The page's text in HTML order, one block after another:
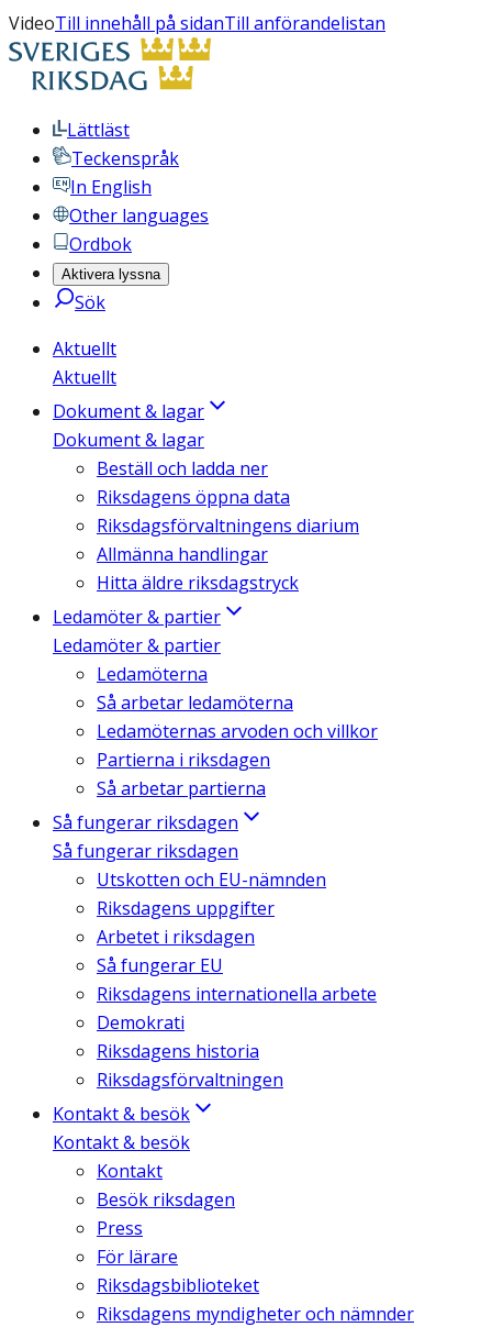
VideoTill innehåll på sidanTill anförandelistan
Lättläst
Teckenspråk
In English
Other languages
Ordbok
Aktivera lyssna
Sök
Aktuellt
Aktuellt
Dokument & lagar
Dokument & lagar
Beställ och ladda ner
Riksdagens öppna data
Riksdagsförvaltningens diarium
Allmänna handlingar
Hitta äldre riksdagstryck
Ledamöter & partier
Ledamöter & partier
Ledamöterna
Så arbetar ledamöterna
Ledamöternas arvoden och villkor
Partierna i riksdagen
Så arbetar partierna
Så fungerar riksdagen
Så fungerar riksdagen
Utskotten och EU-nämnden
Riksdagens uppgifter
Arbetet i riksdagen
Så fungerar EU
Riksdagens internationella arbete
Demokrati
Riksdagens historia
Riksdagsförvaltningen
Kontakt & besök
Kontakt & besök
Kontakt
Besök riksdagen
Press
För lärare
Riksdagsbiblioteket
Riksdagens myndigheter och nämnder